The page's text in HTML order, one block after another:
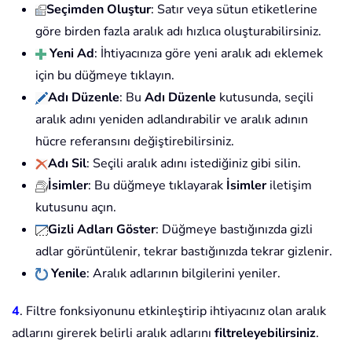
Seçimden Oluştur: Satır veya sütun etiketlerine
göre birden fazla aralık adı hızlıca oluşturabilirsiniz.
Yeni Ad: İhtiyacınıza göre yeni aralık adı eklemek
için bu düğmeye tıklayın.
Adı Düzenle: Bu Adı Düzenle kutusunda, seçili
aralık adını yeniden adlandırabilir ve aralık adının
hücre referansını değiştirebilirsiniz.
Adı Sil: Seçili aralık adını istediğiniz gibi silin.
İsimler: Bu düğmeye tıklayarak İsimleriletişim
kutusunu açın.
Gizli Adları Göster: Düğmeye bastığınızda gizli
adlar görüntülenir, tekrar bastığınızda tekrar gizlenir.
Yenile: Aralık adlarının bilgilerini yeniler.
4. Filtre fonksiyonunu etkinleştirip ihtiyacınız olan aralık
adlarını girerek belirli aralık adlarını filtreleyebilirsiniz.